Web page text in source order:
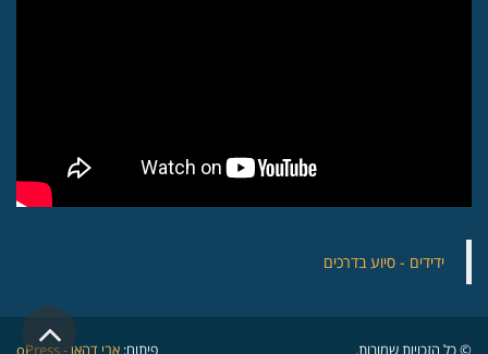
‏ידידים - סיוע בדרכים
© כל הזכויות שמורות. פיתוח: אבי דהאן - oPressגלילה